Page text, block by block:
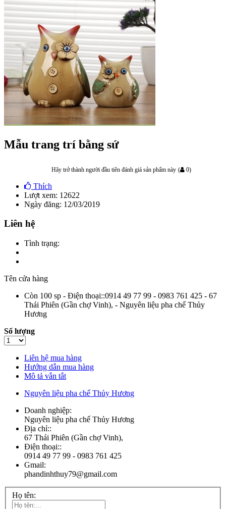
Mẫu trang trí bằng sứ
Hãy trở thành người đầu tiên đánh giá sản phẩm này ( 0)
Thích
Lượt xem: 12622
Ngày đăng: 12/03/2019
Liên hệ
Tình trạng:
Tên cửa hàng
Còn 100 sp - Điện thoại::0914 49 77 99 - 0983 761 425 - 67
Thái Phiên (Gần chợ Vinh), - Nguyên liệu pha chế Thủy
Hương
Số lượng
Liên hệ mua hàng
Hướng dẫn mua hàng
Mô tả vắn tắt
Nguyên liệu pha chế Thủy Hương
Doanh nghiệp:
Nguyên liệu pha chế Thủy Hương
Địa chỉ::
67 Thái Phiên (Gần chợ Vinh),
Điện thoại::
0914 49 77 99 - 0983 761 425
Gmail:
phandinhthuy79@gmail.com
Họ tên: